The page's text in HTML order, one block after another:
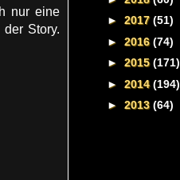
nur eine
Story.
► 2017(51)
► 2016(74)
► 2015(171)
► 2014(194)
► 2013(64)